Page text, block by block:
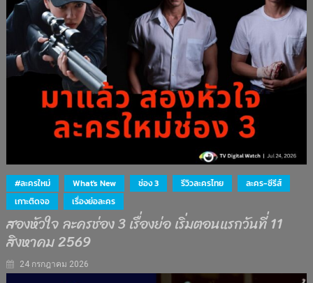
#ละครใหม่ What's New ช่อง 3 รีวิวละครไทย
ละคร-ซีรีส์
เกาะติดจอ
เรื่องย่อละคร
สองหัวใจ ละครช่อง 3 เรื่องย่อ เริ่มตอนแรกวันที่ 11
สิงหาคม 2569
24 กรกฎาคม 2026